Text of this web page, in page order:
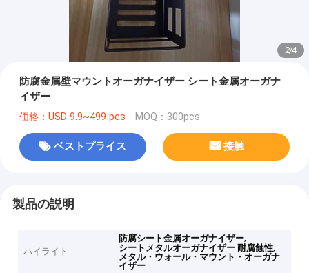
2/4
防腐金属壁マウントオーガナイザー シート金属オーガナ
イザー
価格：USD 9.9~499 pcs MOQ：300pcs
ベストプライス 接触
製品の説明
ハイライト
防腐シート金属オーガナイザー,
シートメタルオーガナイザー 耐腐蝕性,
メタル・ウォール・マウント・オーガナ
イザー